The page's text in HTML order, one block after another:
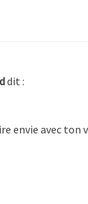
dit :
envie avec ton